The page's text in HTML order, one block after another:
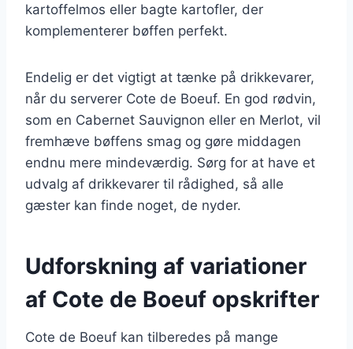
kartoffelmos eller bagte kartofler, der
komplementerer bøffen perfekt.
Endelig er det vigtigt at tænke på drikkevarer,
når du serverer Cote de Boeuf. En god rødvin,
som en Cabernet Sauvignon eller en Merlot, vil
fremhæve bøffens smag og gøre middagen
endnu mere mindeværdig. Sørg for at have et
udvalg af drikkevarer til rådighed, så alle
gæster kan finde noget, de nyder.
Udforskning af variationer
af Cote de Boeuf opskrifter
Cote de Boeuf kan tilberedes på mange